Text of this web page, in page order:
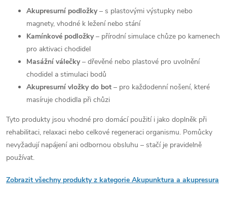
s
u
Akupresurní podložky– s plastovými výstupky nebo
magnety, vhodné k ležení nebo stání
Kamínkové podložky– přírodní simulace chůze po kamenech
pro aktivaci chodidel
Masážní válečky– dřevěné nebo plastové pro uvolnění
chodidel a stimulaci bodů
Akupresurní vložky do bot – pro každodenní nošení, které
masíruje chodidla při chůzi
Tyto produkty jsou vhodné pro domácí použití i jako doplněk při
rehabilitaci, relaxaci nebo celkové regeneraci organismu. Pomůcky
nevyžadují napájení ani odbornou obsluhu – stačí je pravidelně
používat.
Zobrazit všechny produkty z kategorie Akupunktura a akupresura